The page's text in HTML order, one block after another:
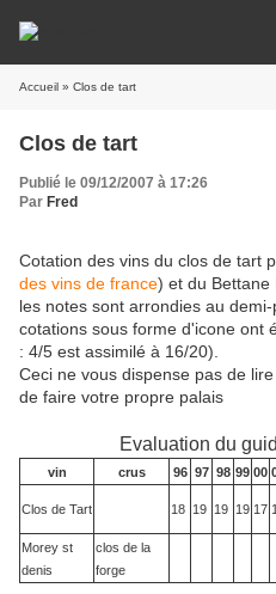
Accueil » Clos de tart
Clos de tart
Publié le 09/12/2007 à 17:26
Par Fred
Cotation des vins du clos de tart
des vins de france) et du Bettane
les notes sont arrondies au
cotations sous forme d'icone ont
: 4/5 est assimilé à 16/20).
Ceci ne vous dispense pas de
de faire votre propre palais
Evaluation du
vin crus 96 97 98 99 00
Clos de Tart 18 19 19 19 17
Morey st
denis
clos de la
forge